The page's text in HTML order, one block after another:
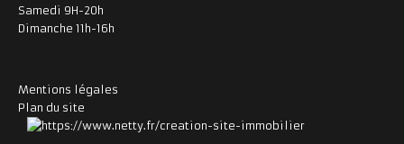
Samedi 9H-20h
Dimanche 11h-16h
Mentions légales
Plan du site